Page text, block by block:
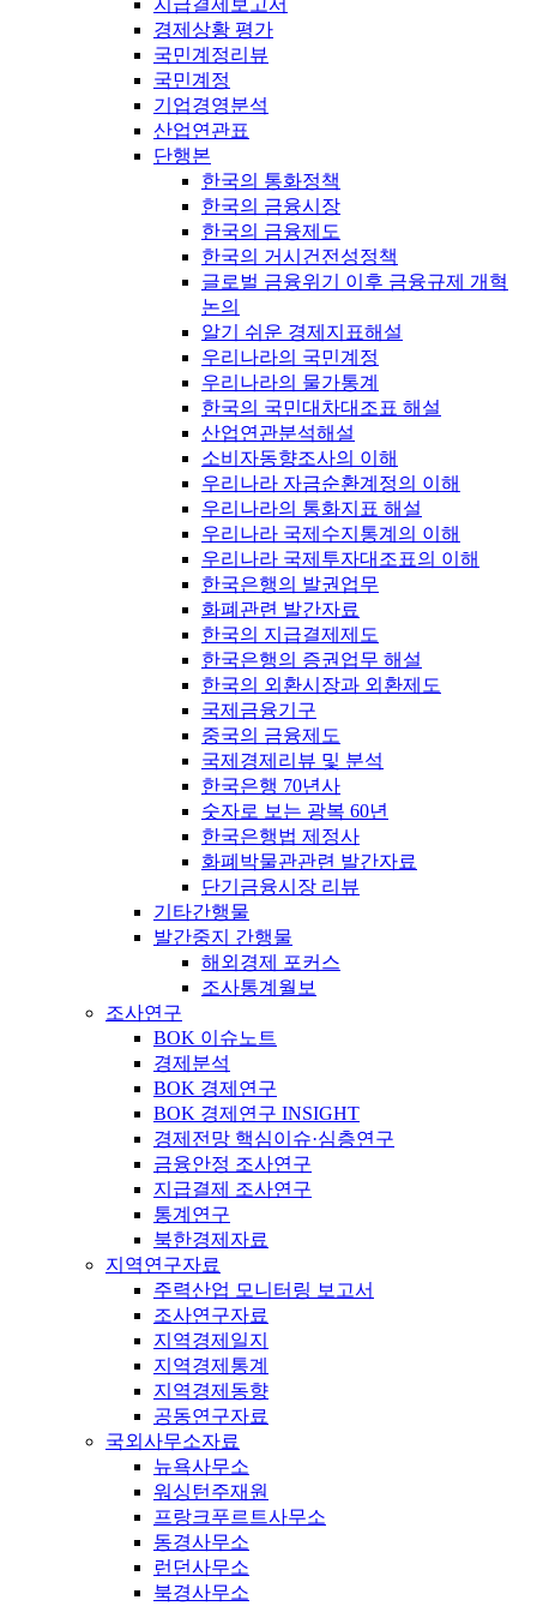
지급결제보고서
경제상황 평가
국민계정리뷰
국민계정
기업경영분석
산업연관표
단행본
한국의 통화정책
한국의 금융시장
한국의 금융제도
한국의 거시건전성정책
글로벌 금융위기 이후 금융규제 개혁
논의
알기 쉬운 경제지표해설
우리나라의 국민계정
우리나라의 물가통계
한국의 국민대차대조표 해설
산업연관분석해설
소비자동향조사의 이해
우리나라 자금순환계정의 이해
우리나라의 통화지표 해설
우리나라 국제수지통계의 이해
우리나라 국제투자대조표의 이해
한국은행의 발권업무
화폐관련 발간자료
한국의 지급결제제도
한국은행의 증권업무 해설
한국의 외환시장과 외환제도
국제금융기구
중국의 금융제도
국제경제리뷰 및 분석
한국은행 70년사
숫자로 보는 광복 60년
한국은행법 제정사
화폐박물관관련 발간자료
단기금융시장 리뷰
기타간행물
발간중지 간행물
해외경제 포커스
조사통계월보
조사연구
BOK 이슈노트
경제분석
BOK 경제연구
BOK 경제연구 INSIGHT
경제전망 핵심이슈·심층연구
금융안정 조사연구
지급결제 조사연구
통계연구
북한경제자료
지역연구자료
주력산업 모니터링 보고서
조사연구자료
지역경제일지
지역경제통계
지역경제동향
공동연구자료
국외사무소자료
뉴욕사무소
워싱턴주재원
프랑크푸르트사무소
동경사무소
런던사무소
북경사무소